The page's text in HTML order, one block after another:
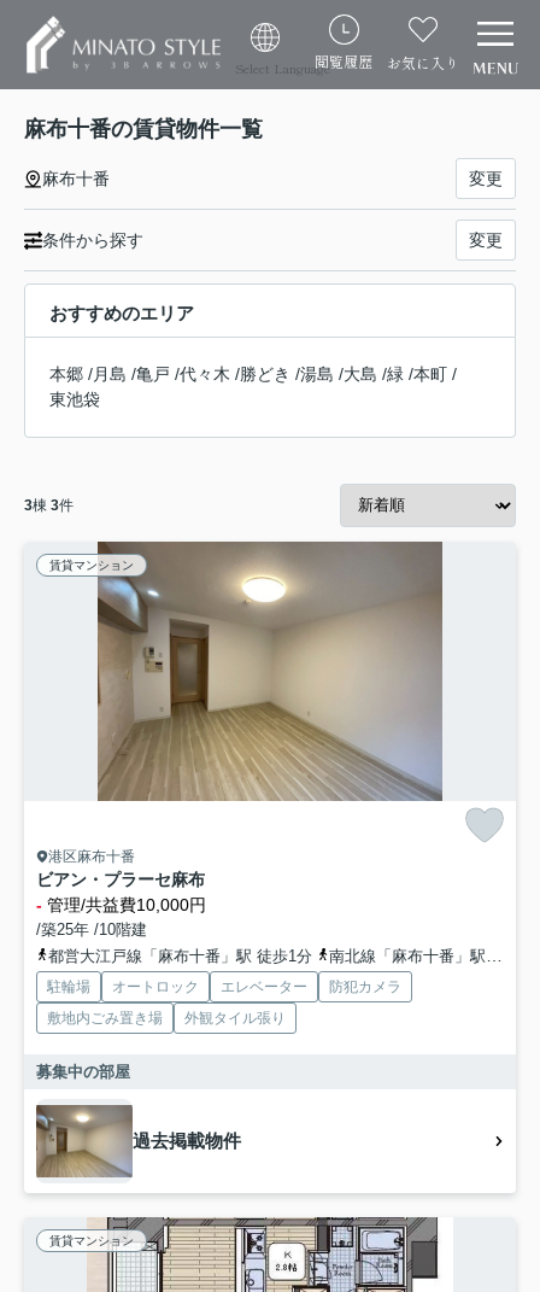
Select Language閲覧履歴 お気に入り
麻布十番の賃貸物件一覧
麻布十番 変更
条件から探す 変更
おすすめのエリア
本郷 /月島 /亀戸 /代々木 /勝どき /湯島 /大島 /緑 /本町 /
東池袋
3棟 3件
賃貸マンション
港区麻布十番
ビアン・プラーセ麻布
- 管理/共益費10,000円
/築25年 /10階建
都営大江戸線「麻布十番」駅 徒歩1分
南北線「麻布十番」駅 徒歩1分
駐輪場 オートロック エレベーター
防犯カメラ
敷地内ごみ置き場
外観タイル張り
募集中の部屋
過去掲載物件
賃貸マンション